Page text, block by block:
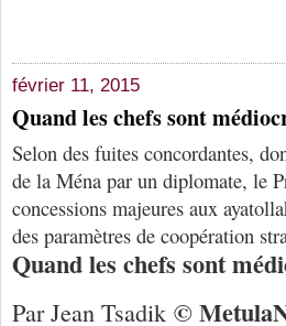
février 11, 2015
Quand les chefs sont
Selon des fuites concordantes,
de la Ména par un diplomate, le
concessions majeures aux
des paramètres de coopération
Quand les chefs sont
Par Jean Tsadik © Metula